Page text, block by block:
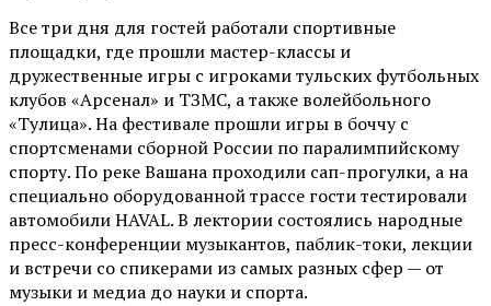
Все три дня для гостей работали спортивные
площадки, где прошли мастер-классы и
дружественные игры с игроками тульских футбольных
клубов «Арсенал» и ТЗМС, а также волейбольного
«Тулица». На фестивале прошли игры в боччу с
спортсменами сборной России по паралимпийскому
спорту. По реке Вашана проходили сап-прогулки, а на
специально оборудованной трассе гости тестировали
автомобили HAVAL. В лектории состоялись народные
пресс-конференции музыкантов, паблик-токи, лекции
и встречи со спикерами из самых разных сфер — от
музыки и медиа до науки и спорта.